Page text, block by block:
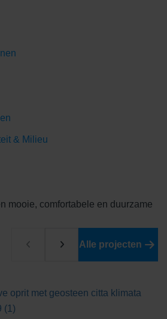
& Milieu
mooie, comfortabele en duurzame
Alle projecten